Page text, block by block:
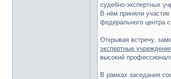
судебно-экспертных
В нём приняли
федерального центра
Открывая встречу,
экспертные
высокий
В рамках заседания